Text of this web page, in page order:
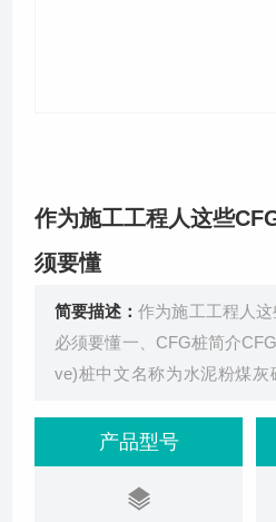
作为施工工程人这些
须要懂
简要描述：作为施工工程人
必须要懂一、CFG桩简介
ve)桩中文名称为水泥粉煤灰
形成的高粘结强度桩，和桩
合地
产品型号